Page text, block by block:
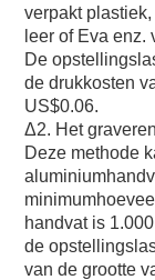
verpakt
leer of Eva enz.
De
de drukkosten
US$0.06.
Δ2. Het
Deze methode
handvat is
de
van de grootte